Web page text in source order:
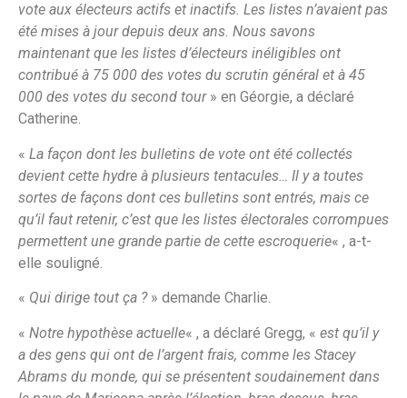
vote aux électeurs actifs et inactifs. Les listes n’avaient pas
été mises à jour depuis deux ans. Nous savons
maintenant que les listes d’électeurs inéligibles ont
contribué à 75 000 des votes du scrutin général et à 45
000 des votes du second tour» en Géorgie, a déclaré
Catherine.
« La façon dont les bulletins de vote ont été collectés
devient cette hydre à plusieurs tentacules… Il y a toutes
sortes de façons dont ces bulletins sont entrés, mais ce
qu’il faut retenir, c’est que les listes électorales corrompues
permettent une grande partie de cette escroquerie« , a-t-
elle souligné.
« Qui dirige tout ça ?» demande Charlie.
« Notre hypothèse actuelle« , a déclaré Gregg, « est qu’il y
a des gens qui ont de l’argent frais, comme les Stacey
Abrams du monde, qui se présentent soudainement dans